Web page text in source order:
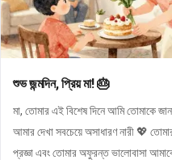
শুভ জন্মদিন, প্রিয় মা! 🎂
মা, তোমার এই বিশেষ দিনে আমি তোমাকে
আমার দেখা সবচেয়ে অসাধারণ নারী 💖
প্রজ্ঞা এবং তোমার অফুরন্ত ভালোবাসা